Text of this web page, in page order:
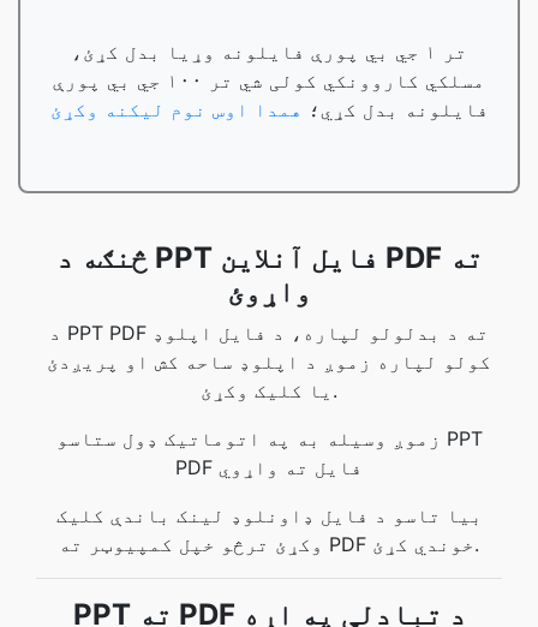
تر ۱ جي بي پورې فایلونه وړیا بدل کړئ،
مسلکي کاروونکي کولی شي تر ۱۰۰ جي بي پورې
فایلونه بدل کړي؛ همدا اوس نوم لیکنه وکړئ
څنګه د PPT فایل آنلاین PDF ته
واړوئ
د PPT PDF ته د بدلولو لپاره، د فایل اپلوډ
کولو لپاره زموږ د اپلوډ ساحه کش او پریږدئ
یا کلیک وکړئ.
زموږ وسیله به په اتوماتيک ډول ستاسو PPT
PDF فایل ته واړوي
بیا تاسو د فایل ډاونلوډ لینک باندې کلیک
وکړئ ترڅو خپل کمپیوټر ته PDF خوندي کړئ.
PPT ته PDF د تبادلې په اړه